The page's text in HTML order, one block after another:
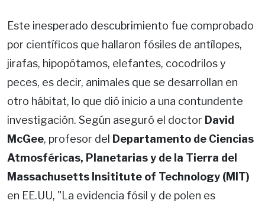
Este inesperado descubrimiento fue comprobado
por científicos que hallaron fósiles de antílopes,
jirafas, hipopótamos, elefantes, cocodrilos y
peces, es decir, animales que se desarrollan en
otro hábitat, lo que dió inicio a una contundente
investigación. Según aseguró el doctor David
McGee, profesor del Departamento de Ciencias
Atmosféricas, Planetarias y de la Tierra del
Massachusetts Insititute of Technology (MIT)
en EE.UU, "La evidencia fósil y de polen es